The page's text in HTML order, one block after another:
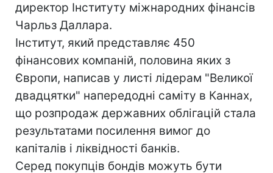
директор Інституту міжнародних фінансів
Чарльз Даллара.
Інститут, який представляє 450
фінансових компаній, половина яких з
Європи, написав у листі лідерам "Великої
двадцятки" напередодні саміту в Каннах,
що розпродаж державних облігацій стала
результатами посилення вимог до
капіталів і ліквідності банків.
Серед покупців бондів можуть бути